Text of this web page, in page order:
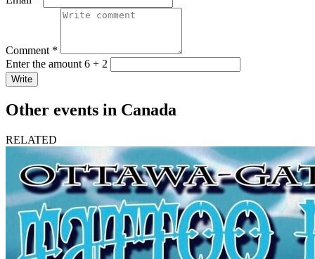
Comment *
Enter the amount 6 + 2
Write
Other events in Canada
RELATED